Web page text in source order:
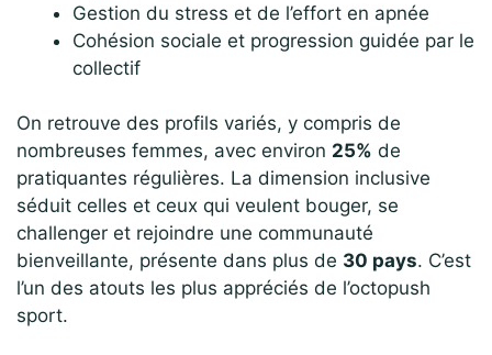
Gestion du stress et de l’effort en apnée
Cohésion sociale et progression guidée par le
collectif
On retrouve des profils variés, y compris de
nombreuses femmes, avec environ 25% de
pratiquantes régulières. La dimension inclusive
séduit celles et ceux qui veulent bouger, se
challenger et rejoindre une communauté
bienveillante, présente dans plus de 30 pays. C’est
l’un des atouts les plus appréciés de l’octopush
sport.